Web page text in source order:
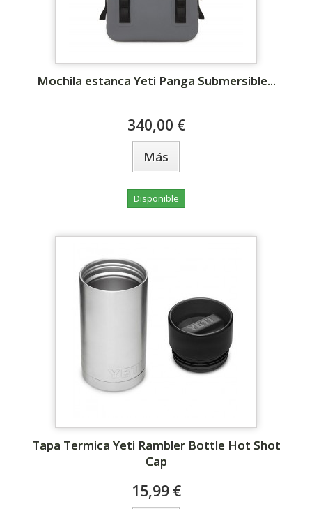
Mochila estanca Yeti Panga Submersible...
340,00 €
Más
Disponible
Tapa Termica Yeti Rambler Bottle Hot Shot
Cap
15,99 €